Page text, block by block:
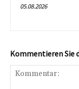
05.08.2026
Kommentieren Sie